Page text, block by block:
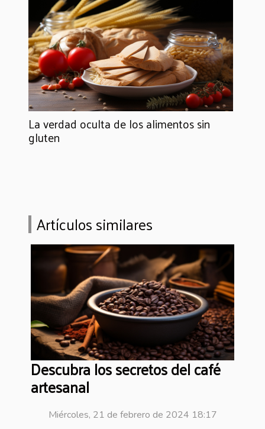
La verdad oculta de los alimentos sin
gluten
Artículos similares
Descubra los secretos del café
artesanal
Miércoles, 21 de febrero de 2024 18:17